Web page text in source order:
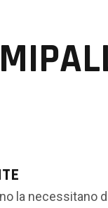
la necessitano